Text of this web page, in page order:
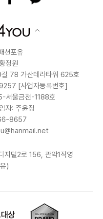
션포유
정원
78 가산테라타워 625호
[사업자등록번호]
서울금천-1188호
자: 주윤정
8657
지털2로 156, 관악1직영
)